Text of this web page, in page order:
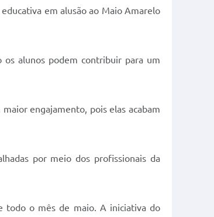
em alusão ao Maio Amarelo
os alunos podem contribuir para um
engajamento, pois elas acabam
por meio dos profissionais da
todo o mês de maio. A iniciativa do